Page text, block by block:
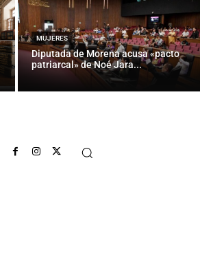
MUJERES
Diputada de Morena acusa «pacto
patriarcal» de Noé Jara...